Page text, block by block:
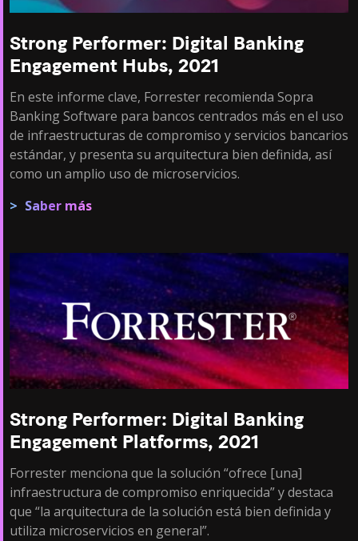
Strong Performer: Digital Banking
Engagement Hubs, 2021
En este informe clave, Forrester recomienda Sopra
Banking Software para bancos centrados más en el uso
de infraestructuras de compromiso y servicios bancarios
estándar, y presenta su arquitectura bien definida, así
como un amplio uso de microservicios.
Saber más
Strong Performer: Digital Banking
Engagement Platforms, 2021
Forrester menciona que la solución “ofrece [una]
infraestructura de compromiso enriquecida” y destaca
que “la arquitectura de la solución está bien definida y
utiliza microservicios en general”.